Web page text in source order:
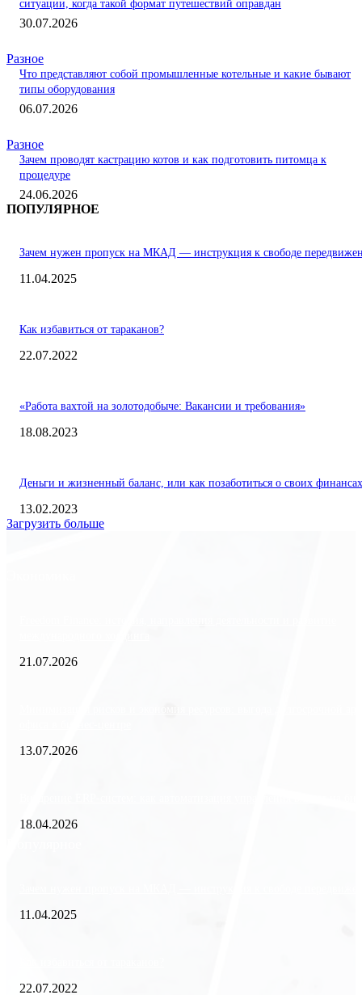
ситуации, когда такой формат путешествий оправдан
30.07.2026
Разное
Что представляют собой промышленные котельные и какие бывают
типы оборудования
06.07.2026
Разное
Зачем проводят кастрацию котов и как подготовить питомца к
процедуре
24.06.2026
ПОПУЛЯРНОЕ
Зачем нужен пропуск на МКАД — инструкция к свободе
11.04.2025
Как избавиться от тараканов?
22.07.2022
«Работа вахтой на золотодобыче: Вакансии и требования»
18.08.2023
Деньги и жизненный баланс, или как позаботиться о своих финансах
13.02.2023
Загрузить больше
21.07.2026
13.07.2026
18.04.2026
11.04.2025
22.07.2022